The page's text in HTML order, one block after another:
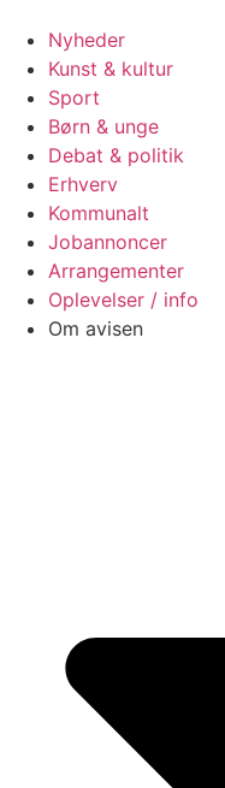
Nyheder
Kunst & kultur
Sport
Børn & unge
Debat & politik
Erhverv
Kommunalt
Jobannoncer
Arrangementer
Oplevelser / info
Om avisen